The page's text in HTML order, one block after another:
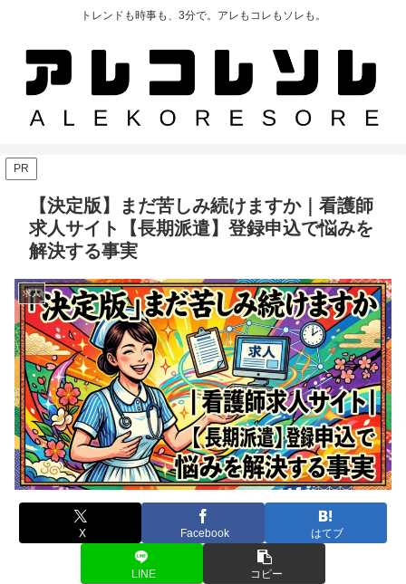
トレンドも時事も、3分で。アレもコレもソレも。
PR
【決定版】まだ苦しみ続けますか｜看護師
求人サイト【長期派遣】登録申込で悩みを
解決する事実
求人
X Facebook はてブ
LINE コピー